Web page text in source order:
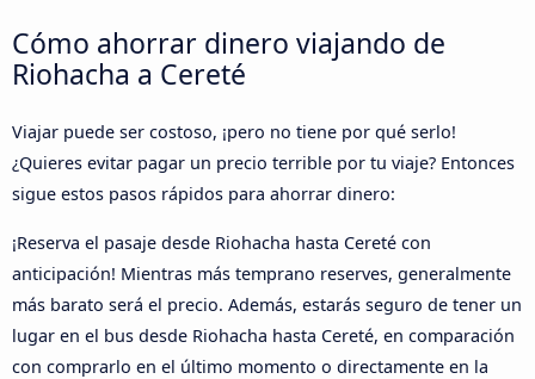
Cómo ahorrar dinero viajando de
Riohacha a Cereté
Viajar puede ser costoso, ¡pero no tiene por qué serlo!
¿Quieres evitar pagar un precio terrible por tu viaje? Entonces
sigue estos pasos rápidos para ahorrar dinero:
¡Reserva el pasaje desde Riohacha hasta Cereté con
anticipación! Mientras más temprano reserves, generalmente
más barato será el precio. Además, estarás seguro de tener un
lugar en el bus desde Riohacha hasta Cereté, en comparación
con comprarlo en el último momento o directamente en la